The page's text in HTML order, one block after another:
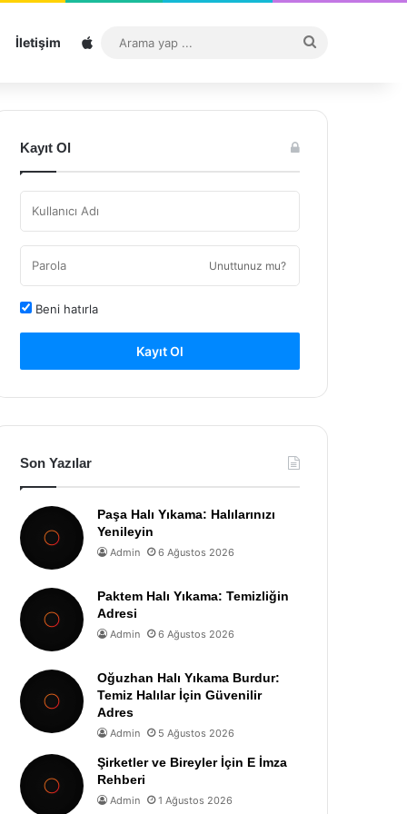
İletişim Sitemap
...
Kayıt Ol
Unuttunuz mu?
Beni hatırla
Kayıt Ol
Son Yazılar
Paşa Halı Yıkama: Halılarınızı
Yenileyin
Admin 6 Ağustos 2026
Paktem Halı Yıkama: Temizliğin
Adresi
Admin 6 Ağustos 2026
Oğuzhan Halı Yıkama Burdur:
Temiz Halılar İçin Güvenilir
Adres
Admin 5 Ağustos 2026
Şirketler ve Bireyler İçin E İmza
Rehberi
Admin 1 Ağustos 2026